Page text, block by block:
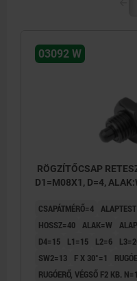
03092 W
RÖGZÍTŐCSAP
D1=M08X1, D=4,
CSAPÁTMÉRŐ=4
HOSSZ=40 ALAK=W
D4=15
L1=15 L2=6
SW2=13
F X 30°=1
RUGÓERŐ, VÉGSŐ F2 KB.